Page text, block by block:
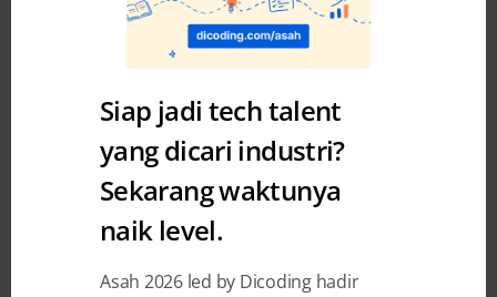
News
Selamat Kepada Para Pemenang
Building The Digital Future For
Everyone (ALE Hackathon 2018)
Siap jadi tech talent
yang dicari industri?
Sekarang waktunya
naik level.
Asah 2026 led by Dicoding hadir